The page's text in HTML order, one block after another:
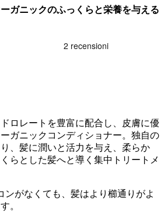
ガニックのふっくらと栄養を与える
ロレートを豊富に配合し、皮膚に優
ガニックコンディショナー。独自の
、髪に潤いと活力を与え、柔らか
らとした髪へと導く集中トリートメ
ンがなくても、髪はより櫛通りがよ
。